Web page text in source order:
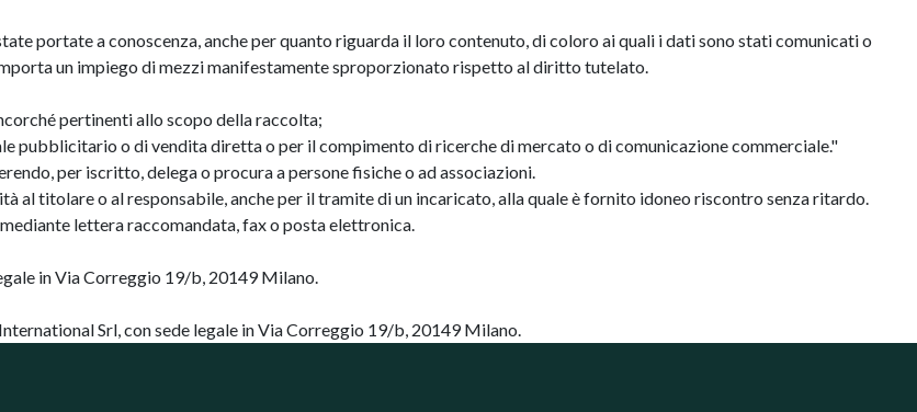
portate a conoscenza, anche per quanto riguarda il loro contenuto, di coloro ai quali i dati sono stati comunicati o
un impiego di mezzi manifestamente sproporzionato rispetto al diritto tutelato.
pertinenti allo scopo della raccolta;
pubblicitario o di vendita diretta o per il compimento di ricerche di mercato o di comunicazione commerciale."
per iscritto, delega o procura a persone fisiche o ad associazioni.
titolare o al responsabile, anche per il tramite di un incaricato, alla quale è fornito idoneo riscontro senza ritardo.
lettera raccomandata, fax o posta elettronica.
in Via Correggio 19/b, 20149 Milano.
Srl, con sede legale in Via Correggio 19/b, 20149 Milano.